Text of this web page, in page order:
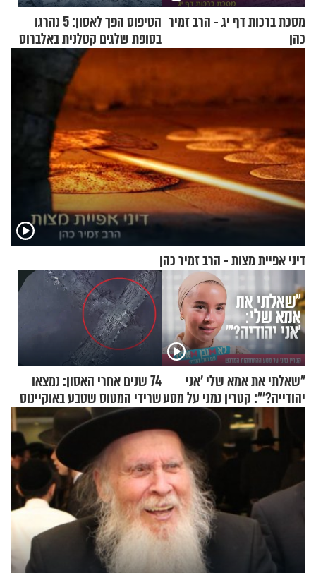
מסכת ברכות דף יג - הרב זמיר
כהן
הטיפוס הפך לאסון: 5 נהרגו
בסופת שלגים קטלנית באלברוס
דיני אפיית מצות - הרב זמיר כהן
"שאלתי את אמא שלי 'אני
יהודייה?'": קטרין נמני על מסע
ההתחזקות המרגש
74 שנים אחרי האסון: נמצאו
שרידי המטוס שטבע באוקיינוס
עם עשרות נוסעים